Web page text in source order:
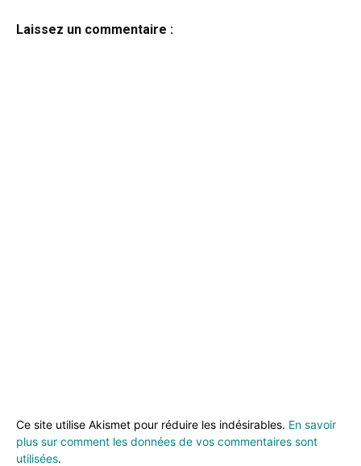
Laissez un commentaire :
Ce site utilise Akismet pour réduire les indésirables. En savoir
plus sur comment les données de vos commentaires sont
utilisées.